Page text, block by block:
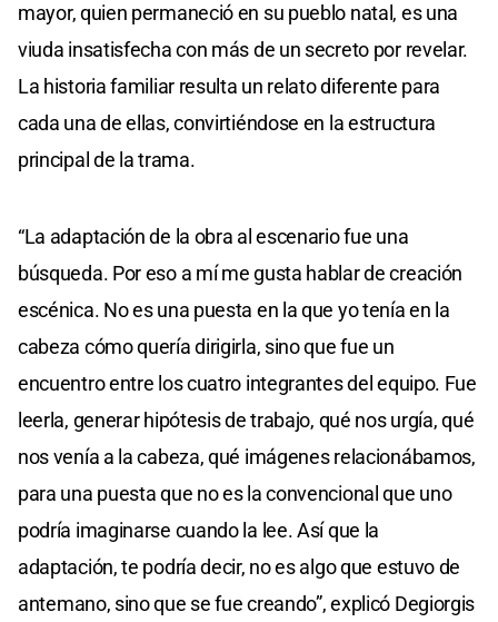
mayor, quien permaneció en su pueblo natal, es una
viuda insatisfecha con más de un secreto por revelar.
La historia familiar resulta un relato diferente para
cada una de ellas, convirtiéndose en la estructura
principal de la trama.
“La adaptación de la obra al escenario fue una
búsqueda. Por eso a mí me gusta hablar de creación
escénica. No es una puesta en la que yo tenía en la
cabeza cómo quería dirigirla, sino que fue un
encuentro entre los cuatro integrantes del equipo. Fue
leerla, generar hipótesis de trabajo, qué nos urgía, qué
nos venía a la cabeza, qué imágenes relacionábamos,
para una puesta que no es la convencional que uno
podría imaginarse cuando la lee. Así que la
adaptación, te podría decir, no es algo que estuvo de
antemano, sino que se fue creando”, explicó Degiorgis